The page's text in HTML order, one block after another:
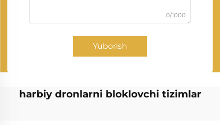
0/1000
Yuborish
harbiy dronlarni bloklovchi tizimlar